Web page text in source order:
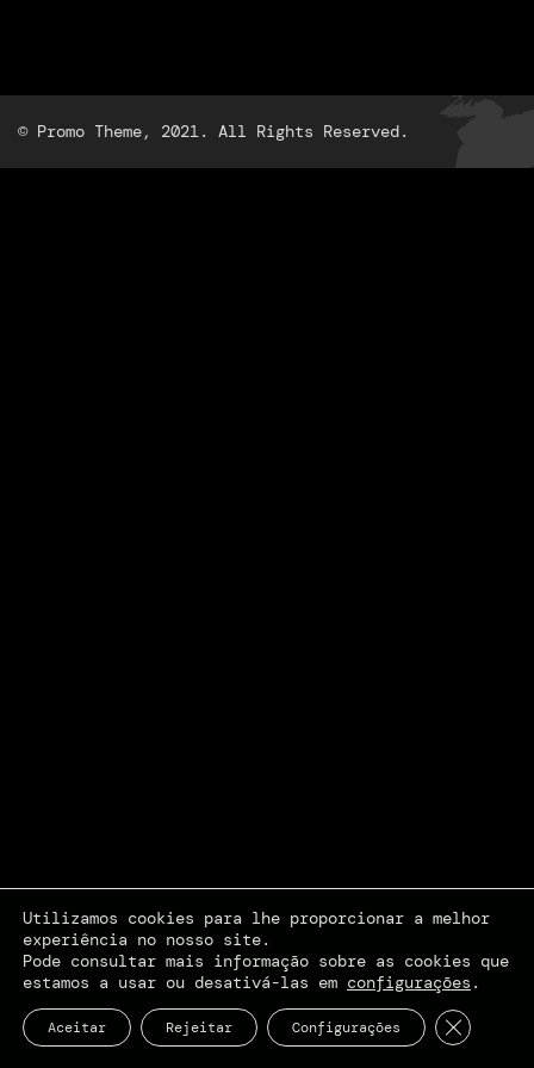
© Promo Theme, 2021. All Rights Reserved.
Utilizamos cookies para lhe proporcionar a melhor
experiência no nosso site.
Pode consultar mais informação sobre as cookies que
estamos a usar ou desativá-las em configurações .
Aceitar Rejeitar Configurações Close